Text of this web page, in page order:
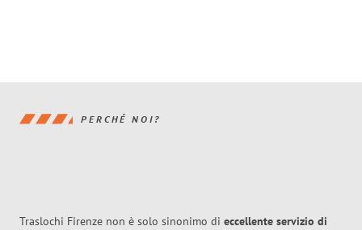
PERCHÉ NOI?
Traslochi Firenze non è solo sinonimo di eccellente servizio di